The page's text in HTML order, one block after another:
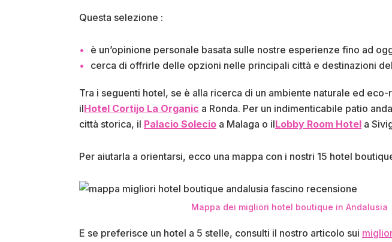
Questa selezione :
è un’opinione personale basata sulle nostre esperienze fino ad
cerca di offrirle delle opzioni nelle principali città e destinazioni
Tra i seguenti hotel, se è alla ricerca di un ambiente naturale ed
ilHotel Cortijo La Organic a Ronda. Per un indimenticabile patio
città storica, il Palacio Solecio a Malaga o ilLobby Room Hotel a
Per aiutarla a orientarsi, ecco una mappa con i nostri 15 hotel
Mappa dei migliori hotel boutique in Andalusia
E se preferisce un hotel a 5 stelle, consulti il nostro articolo sui